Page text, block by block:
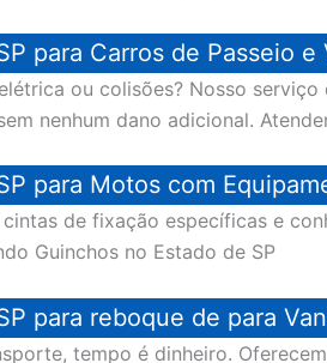
para Carros de Passeio
ou colisões? Nosso serviço
nenhum dano adicional.
para Motos com
de fixação específicas e
Guinchos no Estado de SP
para reboque de para
tempo é dinheiro.